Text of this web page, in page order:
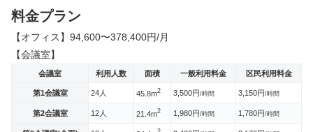
料金プラン
【オフィス】94,600〜378,400円/月
【会議室】
会議室 利用人数 面積 一般利用料金 区民利用料金
第1会議室 24人 45.8m2 3,500円/時間 3,150円/時間
第2会議室 12人 21.4m2 1,980円/時間 1,780円/時間